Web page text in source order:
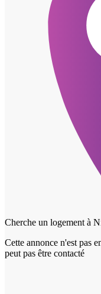
Cherche un logement à
Cette annonce n'est pas
peut pas être contacté